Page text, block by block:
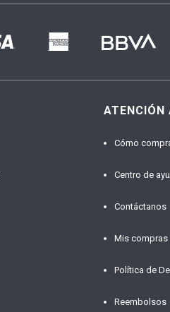
ATENCIÓN
Cómo
Centro de
Contáctanos
Mis compras
Política de
Reembolsos